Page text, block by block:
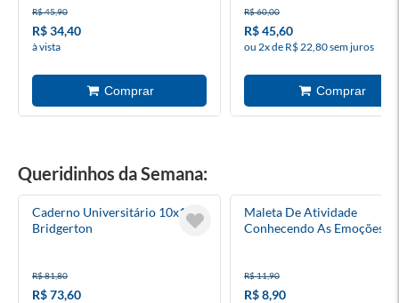
R$ 45,90
R$ 34,40
à vista
R$ 60,00
R$ 45,60
ou 2x de R$ 22,80 sem juros
Queridinhos da Semana:
Caderno Universitário 10x1
Bridgerton
R$ 81,80
R$ 73,60
Maleta De Atividade
Conhecendo As Emoções
R$ 11,90
R$ 8,90